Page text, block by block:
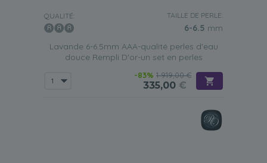
Type 2 – Perles serties de diamants ou de pierres
Très similaire à la parure de perles simples, mais avec
apportera une touche de raffinement à de nombreuses
tenues féminines. Portez l'une de nosparures de perles
ou avec une jolie petite robe de soirée pour une soirée
QUALITÉ: TAILLE DE PERLE:
6-6.5 mm
Lavande 6-6.5mm AAA-qualité perles d'eau
douce Rempli D'or-un set en perles
-83% 1 919,00 €
335,00 €